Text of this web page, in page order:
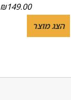
₪149.00
הצג מוצר